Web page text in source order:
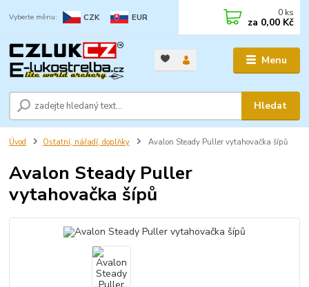
Menu
CZK EUR
Hledat
0 ks
za 0,00 Kč
Úvod Ostatní, nářadí, doplňky Avalon Steady Puller vytahovačka šípů
Avalon Steady Puller
vytahovačka šípů